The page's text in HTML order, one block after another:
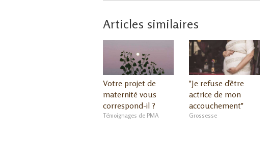
Articles similaires
Votre projet de
maternité vous
correspond-il ?
Témoignages de PMA
"Je refuse d'être
actrice de mon
accouchement"
Grossesse